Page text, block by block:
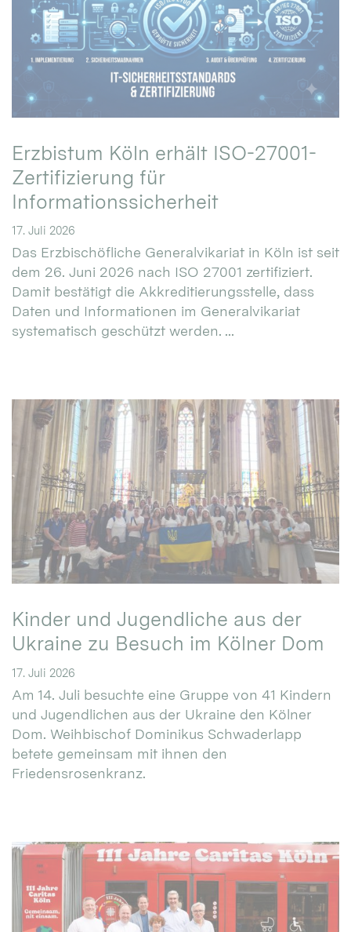
Erzbistum Köln erhält ISO-27001-
Zertifizierung für
Informationssicherheit
17. Juli 2026
Das Erzbischöfliche Generalvikariat in Köln ist seit
dem 26. Juni 2026 nach ISO 27001 zertifiziert.
Damit bestätigt die Akkreditierungsstelle, dass
Daten und Informationen im Generalvikariat
systematisch geschützt werden. ...
Kinder und Jugendliche aus der
Ukraine zu Besuch im Kölner Dom
17. Juli 2026
Am 14. Juli besuchte eine Gruppe von 41 Kindern
und Jugendlichen aus der Ukraine den Kölner
Dom. Weihbischof Dominikus Schwaderlapp
betete gemeinsam mit ihnen den
Friedensrosenkranz.